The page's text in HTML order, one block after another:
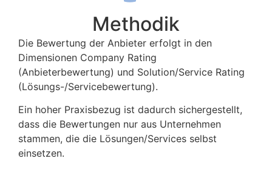
Methodik
Die Bewertung der Anbieter erfolgt in den
Dimensionen Company Rating
(Anbieterbewertung) und Solution/Service Rating
(Lösungs-/Servicebewertung).
Ein hoher Praxisbezug ist dadurch sichergestellt,
dass die Bewertungen nur aus Unternehmen
stammen, die die Lösungen/Services selbst
einsetzen.